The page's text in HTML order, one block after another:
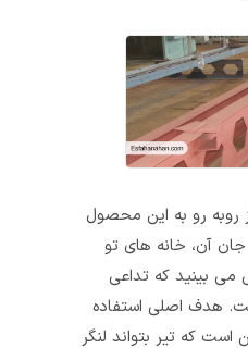
این محصول
های تو
که تداعی
استفاده
بتواند لنگر